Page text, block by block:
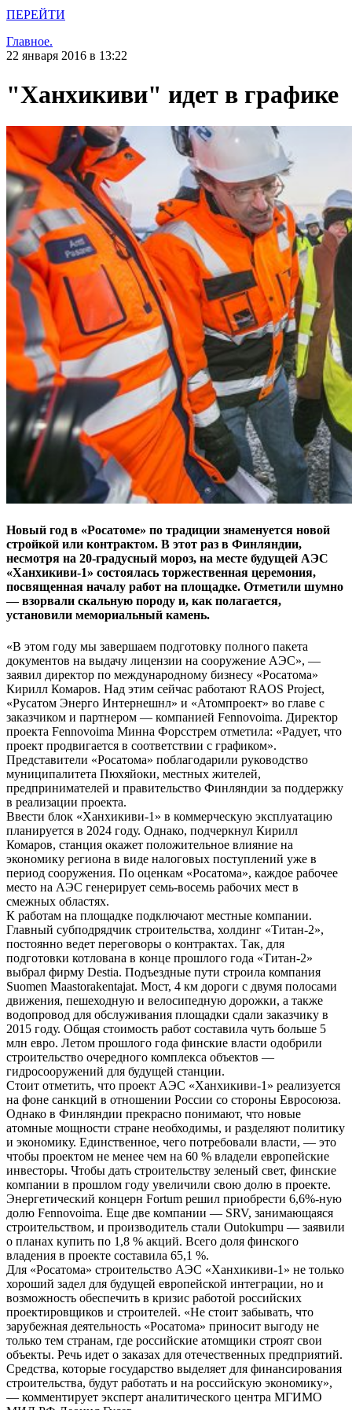
ПЕРЕЙТИ
Главное.
22 января 2016 в 13:22
"Ханхикиви" идет в графике
Новый год в «Росатоме» по традиции знаменуется новой
стройкой или контрактом. В этот раз в Финляндии,
несмотря на 20-градусный мороз, на месте будущей АЭС
«Ханхикиви-1» состоялась торжественная церемония,
посвященная началу работ на площадке. Отметили шумно
— взорвали скальную породу и, как полагается,
установили мемориальный камень.
«В этом году мы завершаем подготовку полного пакета
документов на выдачу лицензии на сооружение АЭС», —
заявил директор по международному бизнесу «Росатома»
Кирилл Комаров. Над этим сейчас работают RAOS Project,
«Русатом Энерго Интернешнл» и «Атомпроект» во главе с
заказчиком и партнером — компанией Fennovoima. Директор
проекта Fennovoima Минна Форсстрем отметила: «Радует, что
проект продвигается в соответствии с графиком».
Представители «Росатома» поблагодарили руководство
муниципалитета Пюхяйоки, местных жителей,
предпринимателей и правительство Финляндии за поддержку
в реализации проекта.
Ввести блок «Ханхикиви-1» в коммерческую эксплуатацию
планируется в 2024 году. Однако, подчеркнул Кирилл
Комаров, станция окажет положительное влияние на
экономику региона в виде налоговых поступлений уже в
период сооружения. По оценкам «Росатома», каждое рабочее
место на АЭС генерирует семь-восемь рабочих мест в
смежных областях.
К работам на площадке подключают местные компании.
Главный субподрядчик строительства, холдинг «Титан-2»,
постоянно ведет переговоры о контрактах. Так, для
подготовки котлована в конце прошлого года «Титан-2»
выбрал фирму Destia. Подъездные пути строила компания
Suomen Maastorakentajat. Мост, 4 км дороги с двумя полосами
движения, пешеходную и велосипедную дорожки, а также
водопровод для обслуживания площадки сдали заказчику в
2015 году. Общая стоимость работ составила чуть больше 5
млн евро. Летом прошлого года финские власти одобрили
строительство очередного комплекса объектов —
гидросооружений для будущей станции.
Стоит отметить, что проект АЭС «Ханхикиви-1» реализуется
на фоне санкций в отношении России со стороны Евросоюза.
Однако в Финляндии прекрасно понимают, что новые
атомные мощности стране необходимы, и разделяют политику
и экономику. Единственное, чего потребовали власти, — это
чтобы проектом не менее чем на 60 % владели европейские
инвесторы. Чтобы дать строительству зеленый свет, финские
компании в прошлом году увеличили свою долю в проекте.
Энергетический концерн Fortum решил приобрести 6,6%-ную
долю Fennovoima. Еще две компании — SRV, занимающаяся
строительством, и производитель стали Outokumpu — заявили
о планах купить по 1,8 % акций. Всего доля финского
владения в проекте составила 65,1 %.
Для «Росатома» строительство АЭС «Ханхикиви-1» не только
хороший задел для будущей европейской интеграции, но и
возможность обеспечить в кризис работой российских
проектировщиков и строителей. «Не стоит забывать, что
зарубежная деятельность «Росатома» приносит выгоду не
только тем странам, где российские атомщики строят свои
объекты. Речь идет о заказах для отечественных предприятий.
Средства, которые государство выделяет для финансирования
строительства, будут работать и на российскую экономику»,
— комментирует эксперт аналитического центра МГИМО